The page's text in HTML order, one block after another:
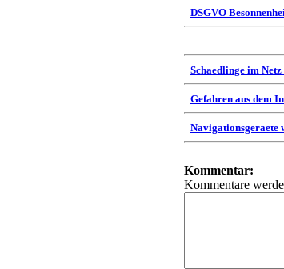
DSGVO
Schaedlinge im
Gefahren aus dem
Navigationsgeraete
Kommentar:
Kommentare